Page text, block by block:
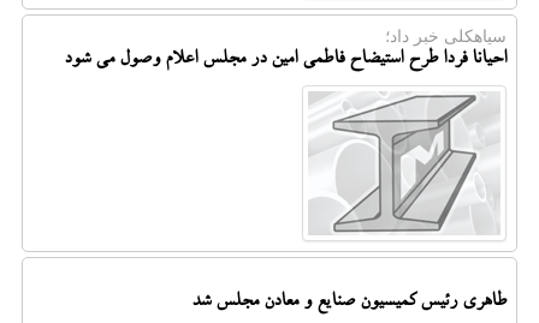
سیاهكلی خبر داد؛
احیانا فردا طرح استیضاح فاطمی امین در مجلس اعلام وصول می شود
طاهری رئیس کمیسیون صنایع و معادن مجلس شد